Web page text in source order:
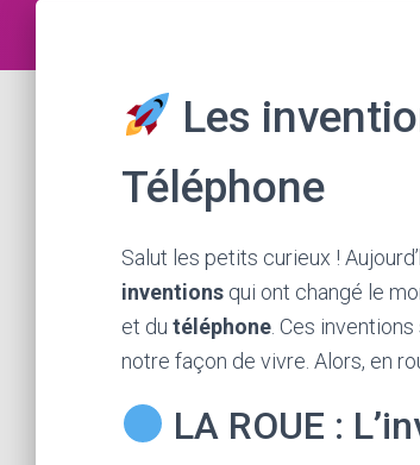
Les
Téléphone
Salut les petits curieux !
inventions qui ont changé le
et du téléphone . Ces
notre façon de vivre. Alors, en
LA ROUE :